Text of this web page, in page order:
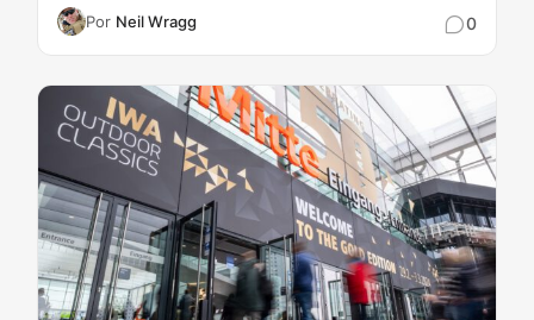
Por Neil Wragg
fabricada para ofrecer la excelencia en el tiro
0